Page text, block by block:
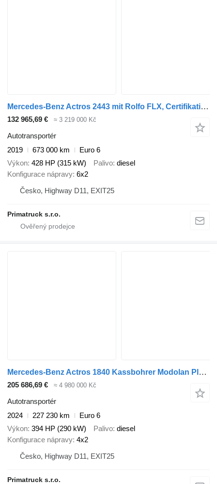
Mercedes-Benz Actros 2443 mit Rolfo FLX, Certifikation VDI + přívěs autotransportér
132 965,69 € ≈ 3 219 000 Kč
Autotransportér
2019
673 000 km
Euro 6
Výkon 428 HP (315 kW) Palivo diesel
Konfigurace nápravy 6x2
Česko, Highway D11, EXIT25
Primatruck s.r.o.
Mercedes-Benz Actros 1840 Kassbohrer Modolan Plus + přívěs autotransportér
205 686,69 € ≈ 4 980 000 Kč
Autotransportér
2024
227 230 km
Euro 6
Výkon 394 HP (290 kW) Palivo diesel
Konfigurace nápravy 4x2
Česko, Highway D11, EXIT25
Primatruck s.r.o.